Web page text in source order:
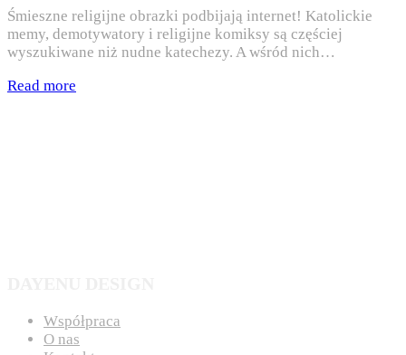
Śmieszne religijne obrazki podbijają internet! Katolickie
memy, demotywatory i religijne komiksy są częściej
wyszukiwane niż nudne katechezy. A wśród nich…
Read more
Współpraca
O nas